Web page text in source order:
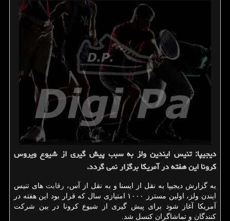
دیجیپا: تنیس ایندین ولز به سبب پیش گیری از شیوع ویروس
كرونا این هفته در آمریكا برگزار نمی گردد.
به گزارش دیجیپا به نقل از ایسنا و به نقل از آس، رقابت های تنیس
ایندن ولز، اولین مسترز ۱۰۰۰ امتیازی سال كه قرار بود این هفته در
آمریكا آغاز شود برای پیش گیری از شیوع كرونا در بین شركت
كنندگان و تماشاگران كنسل شد.